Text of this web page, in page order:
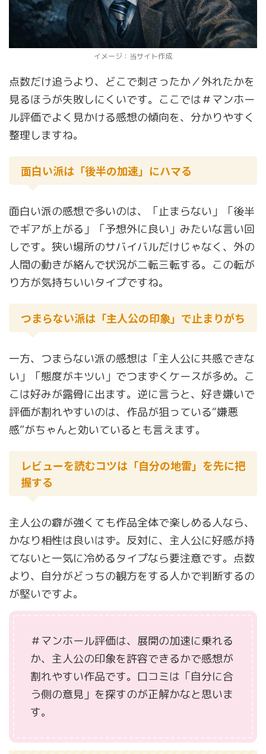
イメージ：当サイト作成
点数だけ追うより、どこで刺さったか／外れたかを
見るほうが失敗しにくいです。ここでは＃マンホー
ル評価でよく見かける感想の傾向を、分かりやすく
整理しますね。
面白い派は「後半の加速」にハマる
面白い派の感想で多いのは、「止まらない」「後半
でギアが上がる」「予想外に良い」みたいな言い回
しです。狭い場所のサバイバルだけじゃなく、外の
人間の動きが絡んで状況が二転三転する。この転が
り方が気持ちいいタイプですね。
つまらない派は「主人公の印象」で止まりがち
一方、つまらない派の感想は「主人公に共感できな
い」「態度がキツい」でつまずくケースが多め。こ
こは好みが露骨に出ます。逆に言うと、好き嫌いで
評価が割れやすいのは、作品が狙っている“嫌悪
感”がちゃんと効いているとも言えます。
レビューを読むコツは「自分の地雷」を先に把
握する
主人公の癖が強くても作品全体で楽しめる人なら、
かなり相性は良いはず。反対に、主人公に好感が持
てないと一気に冷めるタイプなら要注意です。点数
より、自分がどっちの観方をする人かで判断するの
が堅いですよ。
＃マンホール評価は、展開の加速に乗れる
か、主人公の印象を許容できるかで感想が
割れやすい作品です。口コミは「自分に合
う側の意見」を探すのが正解かなと思いま
す。